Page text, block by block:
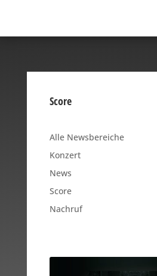
Score
Alle Newsbereiche
Konzert
News
Score
Nachruf